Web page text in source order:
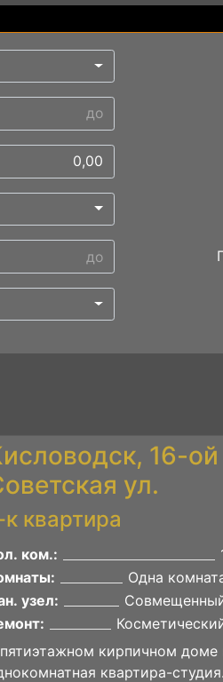
16-
ул.
к квартира
ком.:
Одна
узел:
кирпичном доме
квартира-студия.